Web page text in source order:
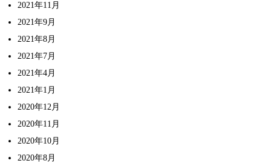
2021年11月
2021年9月
2021年8月
2021年7月
2021年4月
2021年1月
2020年12月
2020年11月
2020年10月
2020年8月